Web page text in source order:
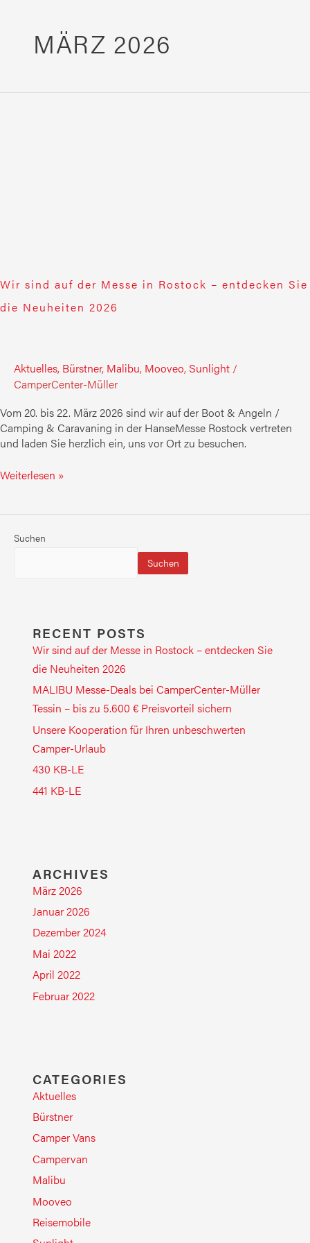
MÄRZ 2026
Wir sind auf der Messe in Rostock – entdecken Sie
die Neuheiten 2026
Aktuelles, Bürstner, Malibu, Mooveo, Sunlight /
CamperCenter-Müller
Vom 20. bis 22. März 2026 sind wir auf der Boot & Angeln /
Camping & Caravaning in der HanseMesse Rostock vertreten
und laden Sie herzlich ein, uns vor Ort zu besuchen.
2026
Weiterlesen »
Suchen
Suchen
RECENT POSTS
Wir sind auf der Messe in Rostock – entdecken Sie
die Neuheiten 2026
MALIBU Messe-Deals bei CamperCenter-Müller
Tessin – bis zu 5.600 € Preisvorteil sichern
Unsere Kooperation für Ihren unbeschwerten
Camper-Urlaub
430 KB-LE
441 KB-LE
ARCHIVES
März 2026
Januar 2026
Dezember 2024
Mai 2022
April 2022
Februar 2022
CATEGORIES
Aktuelles
Bürstner
Camper Vans
Campervan
Malibu
Mooveo
Reisemobile